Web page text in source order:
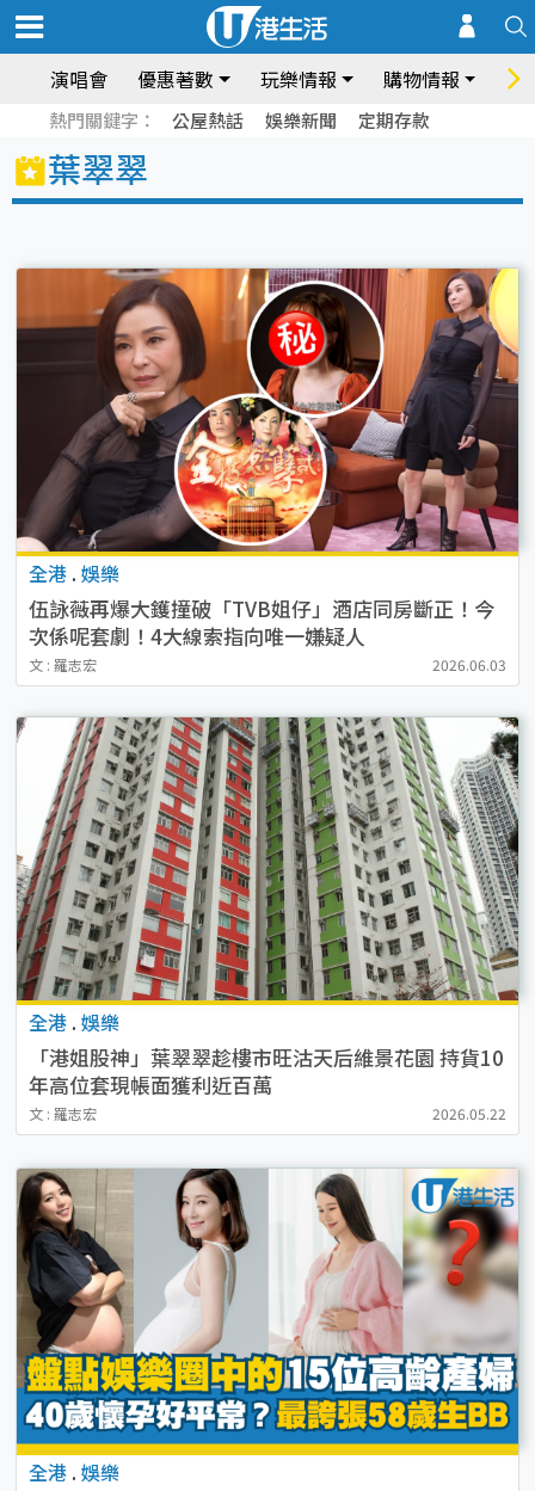
演唱會 優惠著數 玩樂情報 購物情報 飲
熱門關鍵字： 公屋熱話 娛樂新聞 定期存款
葉翠翠
全港 . 娛樂
伍詠薇再爆大鑊撞破「TVB姐仔」酒店同房斷正！今
次係呢套劇！4大線索指向唯一嫌疑人
文 : 羅志宏 2026.06.03
全港 . 娛樂
「港姐股神」葉翠翠趁樓市旺沽天后維景花園 持貨10
年高位套現帳面獲利近百萬
文 : 羅志宏 2026.05.22
全港 . 娛樂